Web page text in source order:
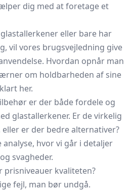
dig med at foretage et
eller bare har
vil vores brugsvejledning give
Hvordan opnår man
om holdbarheden af sine
her.
er der både fordele og
glastallerkener. Er de virkelig
er der bedre alternativer?
analyse, hvor vi går i detaljer
svagheder.
prisniveauer kvaliteten?
fejl, man bør undgå.